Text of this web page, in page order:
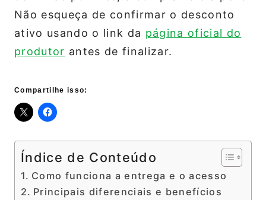
Não esqueça de confirmar o desconto
ativo usando o link da página oficial do
produtor antes de finalizar.
Compartilhe isso:
Índice de Conteúdo
Como funciona a entrega e o acesso
Principais diferenciais e benefícios